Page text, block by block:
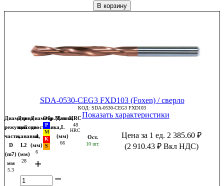
В корзину
SDA-0530-CEG3 FXD103 (Foxen) / сверло
КОД: SDA-0530-CEG3 FXD103
Диаметр
режущей
части,
D
(m7)
мм
5.3
Длина
выхода
канавки,
L2
(мм)
28
Диаметр
хвостовика,
d
(мм)
6
Обр.МатДлина,
L
(мм)
66
HRC
48
HRC
Показать характеристики
Ост.
10 шт.
Цена за 1 ед. 2 385.60 ₽
(2 910.43 ₽Вкл НДС)
+
−